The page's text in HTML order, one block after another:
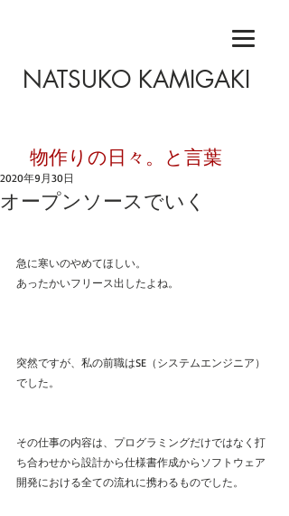
NATSUKO KAMIGAKI
​物作りの日々。と言葉
オープンソースでいく
2020年9月30日
急に寒いのやめてほしい。
あったかいフリース出したよね。
突然ですが、私の前職はSE（システムエンジニア）
でした。
その仕事の内容は、プログラミングだけではなく打
ち合わせから設計から仕様書作成からソフトウェア
開発における全ての流れに携わるものでした。